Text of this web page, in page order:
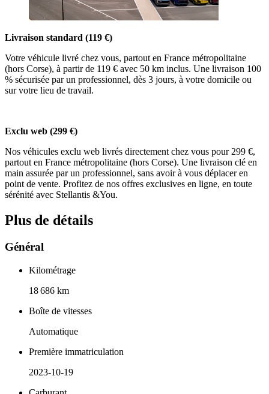
Livraison standard (119 €)
Votre véhicule livré chez vous, partout en France métropolitaine
(hors Corse), à partir de 119 € avec 50 km inclus. Une livraison 100
% sécurisée par un professionnel, dès 3 jours, à votre domicile ou
sur votre lieu de travail.
Exclu web (299 €)
Nos véhicules exclu web livrés directement chez vous pour 299 €,
partout en France métropolitaine (hors Corse). Une livraison clé en
main assurée par un professionnel, sans avoir à vous déplacer en
point de vente. Profitez de nos offres exclusives en ligne, en toute
sérénité avec Stellantis &You.
Plus de détails
Général
Kilométrage
18 686 km
Boîte de vitesses
Automatique
Première immatriculation
2023-10-19